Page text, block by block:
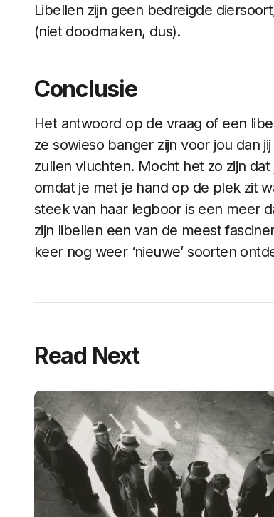
Libellen zijn geen bedreigde
(niet doodmaken, dus).
Conclusie
Het antwoord op de vraag of een
ze sowieso banger zijn voor jou dan
zullen vluchten. Mocht het zo zijn
omdat je met je hand op de plek zit
steek van haar legboor is een meer
zijn libellen een van de meest
keer nog weer ‘nieuwe’ soorten
Read Next